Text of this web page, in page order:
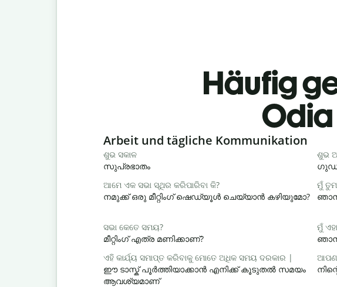
Häufig
Slide 1 of 6
Arbeit und tägliche Kommunikation
ଶୁଭ ସକାଳ
സുപ്രഭാതം
ଶୁଭ
ഗുഡ്
ଆମେ ଏକ ସଭା ସ୍ଥିର କରିପାରିବା କି?
നമുക്ക് ഒരു മീറ്റിംഗ് ഷെഡ്യൂൾ ചെയ്യാൻ കഴിയുമോ?
ମୁଁ
ସଭା କେତେ ସମୟ?
മീറ്റിംഗ് എത്ര മണിക്കാണ്?
ମୁଁ
ଏହି କାର୍ଯ୍ୟ ସମାପ୍ତ କରିବାକୁ ମୋତେ ଅଧିକ ସମୟ ଦରକାର |
ഈ ടാസ്ക് പൂർത്തിയാക്കാൻ എനിക്ക് കൂടുതൽ സമയം
ആവശ്യമാണ്